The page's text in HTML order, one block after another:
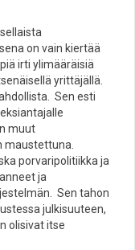
on vain kiertää
irti ylimääräisiä
yrittäjällä.
Sen esti
muut
maustettuna.
porvaripolitiikka ja
ja
Sen tahon
julkisuuteen,
olisivat itse